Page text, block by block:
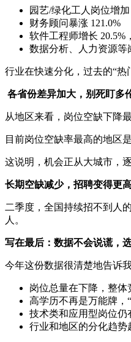
园艺/绿化工人岗位增加
财务顾问暴涨 121.0%
软件工程师增长 20.5%
数据分析、人力资源等
行业在快速分化，过去的“热
各省份差异加大，别死盯多
从地区来看，岗位空缺下降
目前岗位空缺率最高的地区
这说明，机会正从大城市，
长期空缺减少，招聘变得更
二季度，全国持续招不到人
人。
写在最后：数据不会说谎，
今年这份数据很清楚地告诉
岗位总量在下降，整体
高学历不再是万能牌，
技术类和应用型岗位仍
行业和地区的分化趋势